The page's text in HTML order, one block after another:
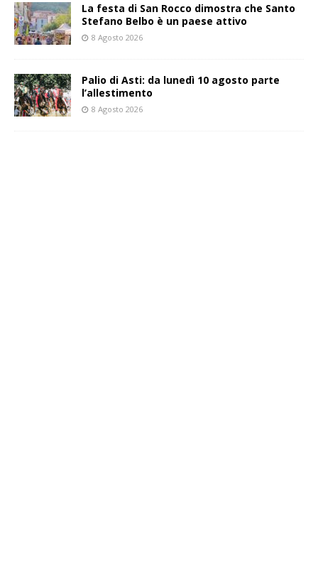
La festa di San Rocco dimostra che Santo
Stefano Belbo è un paese attivo
8 Agosto 2026
Palio di Asti: da lunedì 10 agosto parte
l’allestimento
8 Agosto 2026